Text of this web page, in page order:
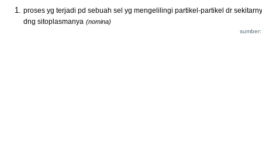
proses yg terjadi pd sebuah sel yg mengelilingi partikel-partikel dr
dng sitoplasmanya (nomina)